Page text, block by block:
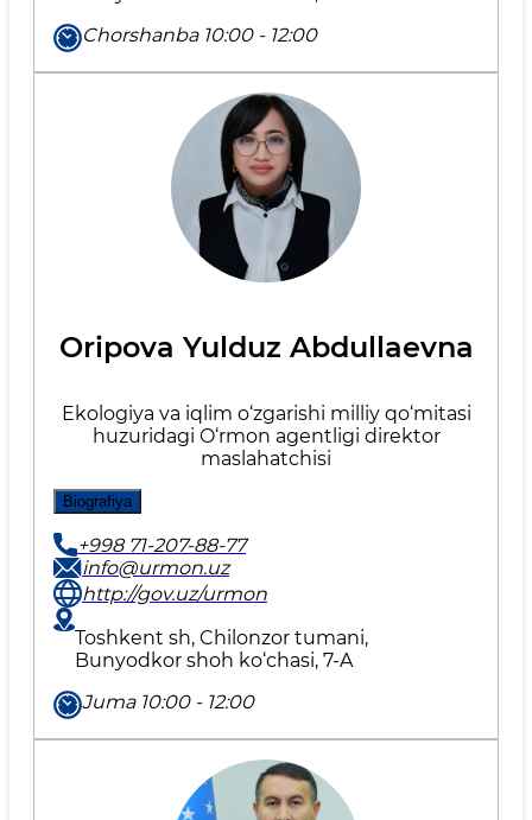
Chorshanba 10:00 - 12:00
Oripova Yulduz Abdullaevna
Ekologiya va iqlim o‘zgarishi milliy qo‘mitasi
huzuridagi O‘rmon agentligi direktor
maslahatchisi
Biografiya
+998 71-207-88-77
info@urmon.uz
http://gov.uz/urmon
Toshkent sh, Chilonzor tumani,
Bunyodkor shoh ko‘chasi, 7-A
Juma 10:00 - 12:00